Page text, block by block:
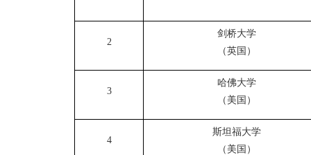
2
剑桥大学
（英国）
3
哈佛大学
（美国）
4
斯坦福大学
（美国）